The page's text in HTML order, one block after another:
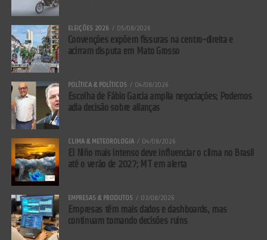
ELEIÇÕES 2026 05/08/2026
Convenções expõem fissuras na centro-direita e
acirram disputa em Mato Grosso
POLÍTICA & POLÍTICOS 04/08/2026
Escolha de Fábio Garcia amplia negociações; Podemos
adia decisão sobre alianças
CLIMA & METEOROLOGIA 04/08/2026
El Niño mais intenso deve influenciar o clima no Brasil
até o verão de 2027; MT em alerta
EMPRESAS & PRODUTOS 03/08/2026
Empresas têm mais dados e dashboards, mas
continuam tomando decisões ruins